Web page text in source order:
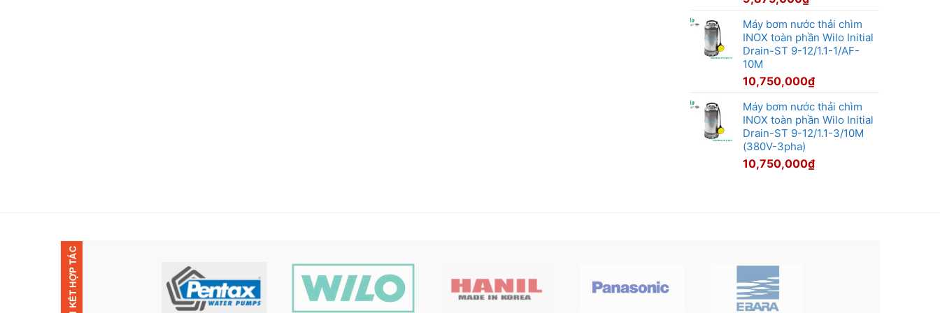
Máy bơm nước thải chìm
INOX toàn phần Wilo Initial
Drain-ST 9-12/1.1-1/AF-
10M
10,750,000₫
Máy bơm nước thải chìm
INOX toàn phần Wilo Initial
Drain-ST 9-12/1.1-3/10M
(380V-3pha)
10,750,000₫